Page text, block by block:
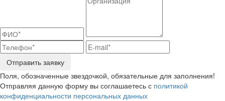
Отправить заявку
Поля, обозначенные звездочкой, обязательные для заполнения!
Отправляя данную форму вы соглашаетесь с политикой
конфиденциальности персональных данных